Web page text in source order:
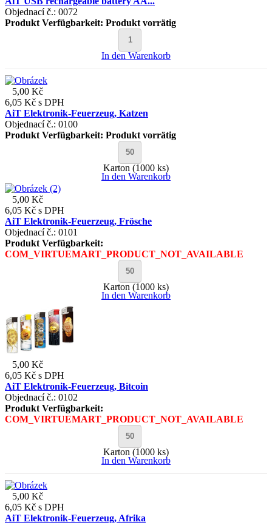
Objednací č.: 0072
Produkt Verfügbarkeit: Produkt vorrätig
In den Warenkorb
5,00 Kč
6,05 Kč s DPH
AiT Elektronik-Feuerzeug, Katzen
Objednací č.: 0100
Produkt Verfügbarkeit: Produkt vorrätig
Karton (1000 ks)
In den Warenkorb
5,00 Kč
6,05 Kč s DPH
AiT Elektronik-Feuerzeug, Frösche
Objednací č.: 0101
Produkt Verfügbarkeit:
COM_VIRTUEMART_PRODUCT_NOT_AVAILABLE
Karton (1000 ks)
In den Warenkorb
5,00 Kč
6,05 Kč s DPH
AiT Elektronik-Feuerzeug, Bitcoin
Objednací č.: 0102
Produkt Verfügbarkeit:
COM_VIRTUEMART_PRODUCT_NOT_AVAILABLE
Karton (1000 ks)
In den Warenkorb
5,00 Kč
6,05 Kč s DPH
AiT Elektronik-Feuerzeug, Afrika